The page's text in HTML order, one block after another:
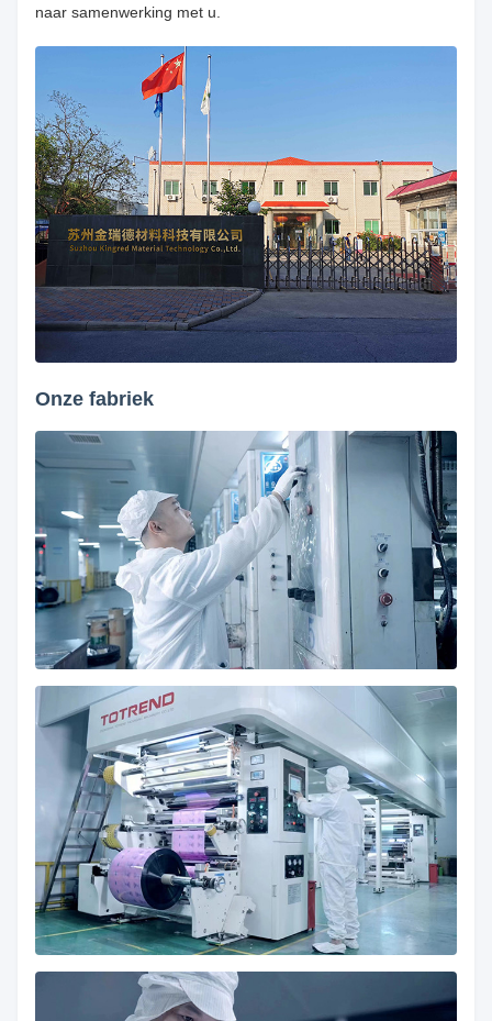
naar samenwerking met u.
Onze fabriek